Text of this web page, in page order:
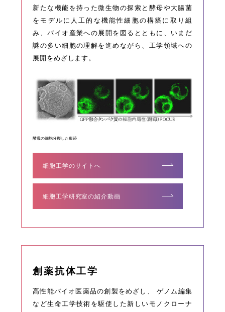
新たな機能を持った微生物の探索と酵母や大腸菌
をモデルに人工的な機能性細胞の構築に取り組
み、バイオ産業への展開を図るとともに、いまだ
謎の多い細胞の理解を進めながら、工学領域への
展開をめざします。
酵母の細胞分裂した痕跡
細胞工学のサイトへ
細胞工学研究室の紹介動画
創薬抗体工学
高性能バイオ医薬品の創製をめざし、 ゲノム編集
など生命工学技術を駆使した新しいモノクローナ